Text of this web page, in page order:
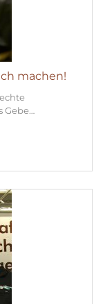
machen!